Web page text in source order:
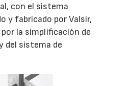
con el sistema
y fabricado por Valsir,
la simplificación de
del sistema de